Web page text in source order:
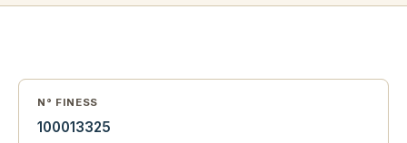
N° FINESS
100013325